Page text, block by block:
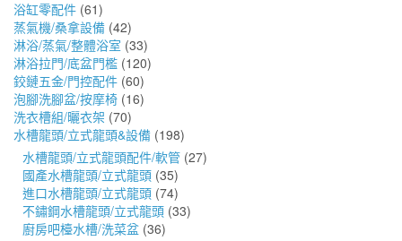
浴缸零配件 (61)
蒸氣機/桑拿設備 (42)
淋浴/蒸氣/整體浴室 (33)
淋浴拉門/底盆門檻 (120)
鉸鏈五金/門控配件 (60)
泡腳洗腳盆/按摩椅 (16)
洗衣槽組/曬衣架 (70)
水槽龍頭/立式龍頭&設備 (198)
水槽龍頭/立式龍頭配件/軟管 (27)
國產水槽龍頭/立式龍頭 (35)
進口水槽龍頭/立式龍頭 (74)
不鏽鋼水槽龍頭/立式龍頭 (33)
廚房吧檯水槽/洗菜盆 (36)